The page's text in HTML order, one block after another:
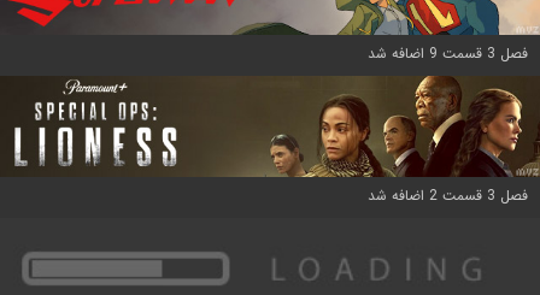
فصل 3 قسمت 9 اضافه شد
فصل 3 قسمت 2 اضافه شد